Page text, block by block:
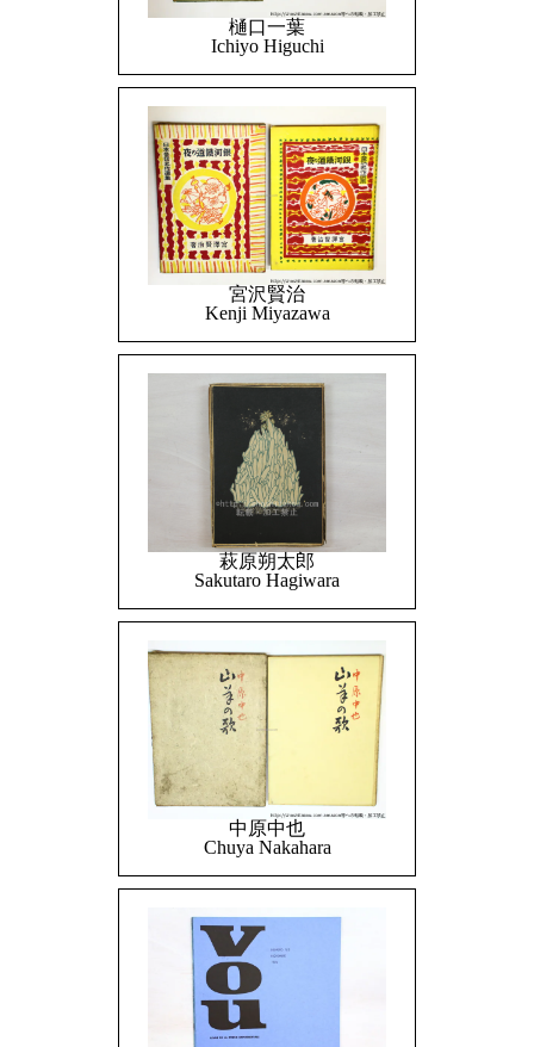
樋口一葉
Ichiyo Higuchi
宮沢賢治
Kenji Miyazawa
萩原朔太郎
Sakutaro Hagiwara
中原中也
Chuya Nakahara